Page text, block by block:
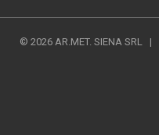
© 2026AR.MET. SIENA SRL |